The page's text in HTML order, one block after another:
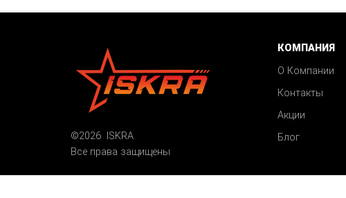
©2026 ISKRA
Все права защищены
КОМПАНИЯ
О Компании
Контакты
Акции
Блог